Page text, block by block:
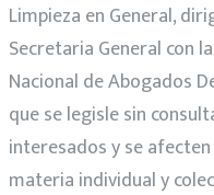
Limpieza en General,
Secretaria General con
Nacional de Abogados
que se legisle sin
interesados y se
materia individual y